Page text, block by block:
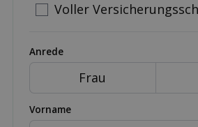
Voller
Anrede
Frau
Vorname